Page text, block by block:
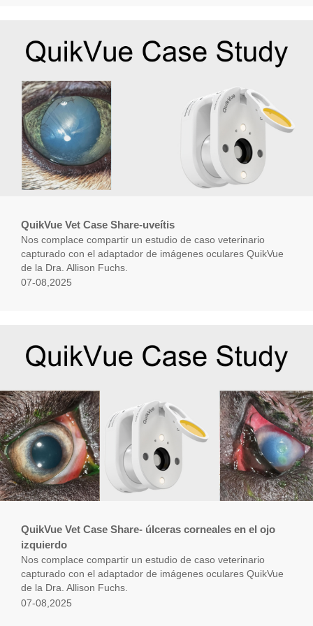
QuikVue Vet Case Share-uveítis
Nos complace compartir un estudio de caso veterinario
capturado con el adaptador de imágenes oculares QuikVue
de la Dra. Allison Fuchs.
07-08,2025
QuikVue Vet Case Share- úlceras corneales en el ojo
izquierdo
Nos complace compartir un estudio de caso veterinario
capturado con el adaptador de imágenes oculares QuikVue
de la Dra. Allison Fuchs.
07-08,2025